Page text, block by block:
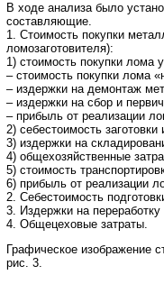
В ходе анализа было
составляющие.
1. Стоимость покупки
ломозаготовителя):
1) стоимость покупки лома
– стоимость покупки лома
– издержки на демонтаж
– издержки на сбор и
– прибыль от реализации
2) себестоимость
3) издержки на
4) общехозяйственные
5) стоимость
6) прибыль от реализации
2. Себестоимость
3. Издержки на переработку
4. Общецеховые затраты.
Графическое изображение
рис. 3.